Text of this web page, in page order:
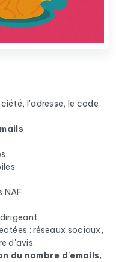
l'adresse, le code
NAF
: réseaux sociaux,
d'avis.
du nombre d'emails,